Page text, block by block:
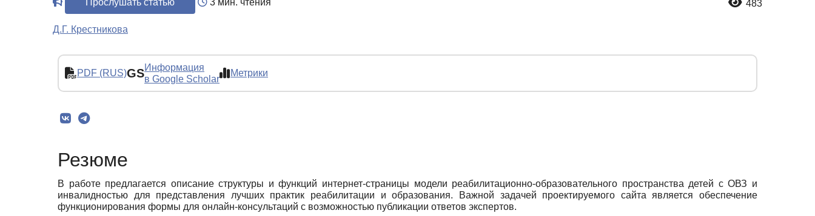
483
Д.Г. Крестникова
PDF (RUS)GSИнформация
в Google Scholar
Метрики
Резюме
В работе предлагается описание структуры и функций интернет-страницы модели реабилитационно-образовательного пространства детей с ОВЗ и
инвалидностью для представления лучших практик реабилитации и образования. Важной задачей проектируемого сайта является обеспечение
функционирования формы для онлайн-консультаций с возможностью публикации ответов экспертов.